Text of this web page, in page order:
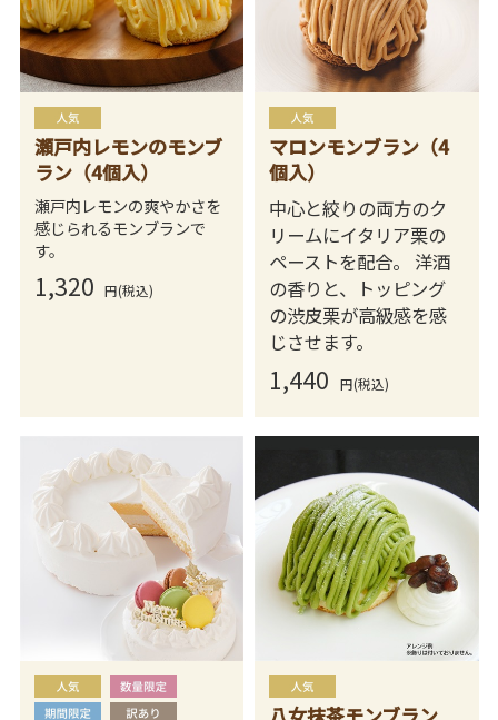
瀬戸内レモンのモンブ
ラン（4個入）
瀬戸内レモンの爽やかさを
感じられるモンブランで
す。
1,320 円(税込)
マロンモンブラン（4
個入）
中心と絞りの両方のク
リームにイタリア栗の
ペーストを配合。 洋酒
の香りと、トッピング
の渋皮栗が高級感を感
じさせます。
1,440 円(税込)